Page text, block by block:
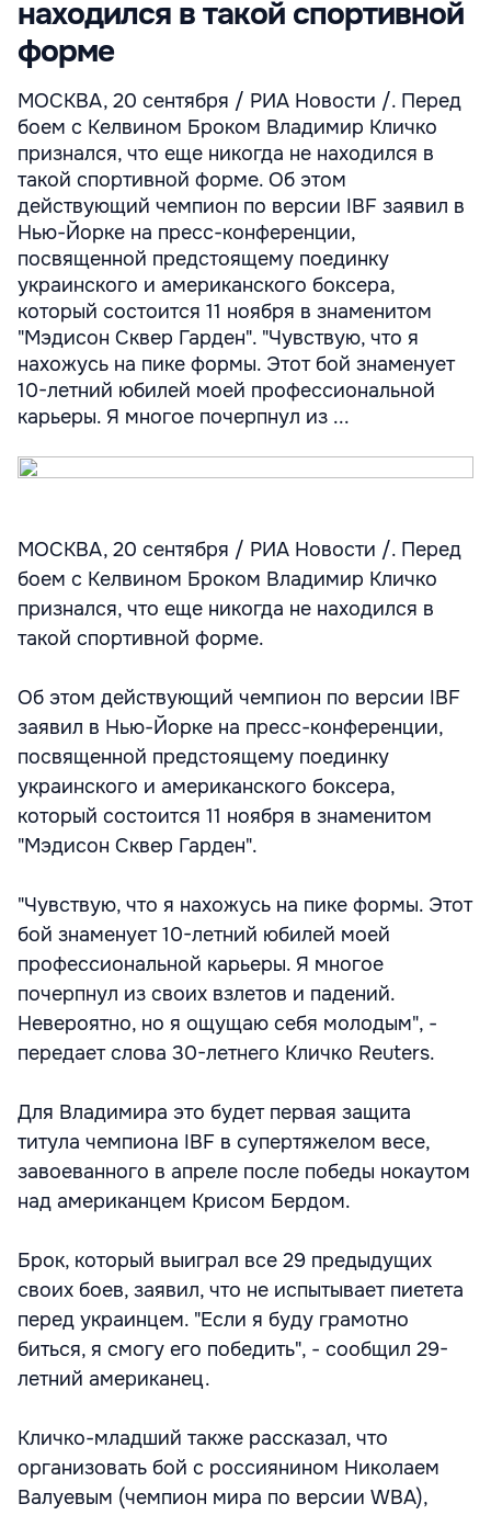
находился в такой спортивной
форме
МОСКВА, 20 сентября / РИА Новости /. Перед
боем с Келвином Броком Владимир Кличко
признался, что еще никогда не находился в
такой спортивной форме. Об этом
действующий чемпион по версии IBF заявил в
Нью-Йорке на пресс-конференции,
посвященной предстоящему поединку
украинского и американского боксера,
который состоится 11 ноября в знаменитом
"Мэдисон Сквер Гарден". "Чувствую, что я
нахожусь на пике формы. Этот бой знаменует
10-летний юбилей моей профессиональной
карьеры. Я многое почерпнул из ...
МОСКВА, 20 сентября / РИА Новости /. Перед
боем с Келвином Броком Владимир Кличко
признался, что еще никогда не находился в
такой спортивной форме.
Об этом действующий чемпион по версии IBF
заявил в Нью-Йорке на пресс-конференции,
посвященной предстоящему поединку
украинского и американского боксера,
который состоится 11 ноября в знаменитом
"Мэдисон Сквер Гарден".
"Чувствую, что я нахожусь на пике формы. Этот
бой знаменует 10-летний юбилей моей
профессиональной карьеры. Я многое
почерпнул из своих взлетов и падений.
Невероятно, но я ощущаю себя молодым", -
передает слова 30-летнего Кличко Reuters.
Для Владимира это будет первая защита
титула чемпиона IBF в супертяжелом весе,
завоеванного в апреле после победы нокаутом
над американцем Крисом Бердом.
Брок, который выиграл все 29 предыдущих
своих боев, заявил, что не испытывает пиетета
перед украинцем. "Если я буду грамотно
биться, я смогу его победить", - сообщил 29-
летний американец.
Кличко-младший также рассказал, что
организовать бой с россиянином Николаем
Валуевым (чемпион мира по версии WBA),